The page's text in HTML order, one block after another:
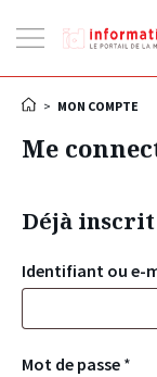
la
> MON COMPTE
Me
Déjà inscrit
Identifiant ou e-
Mot de passe *